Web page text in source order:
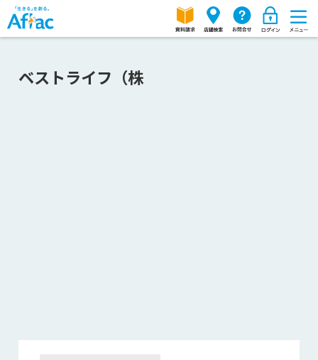
ベストライフ（株